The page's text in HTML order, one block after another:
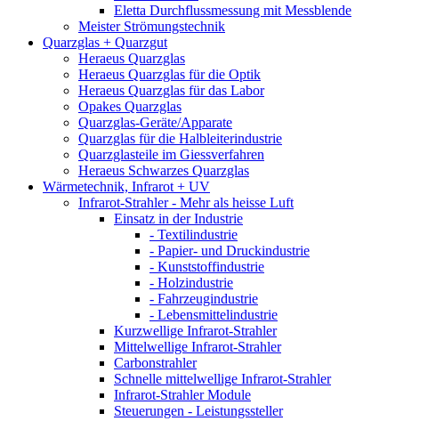
Eletta Durchflussmessung mit Messblende
Meister Strömungstechnik
Quarzglas + Quarzgut
Heraeus Quarzglas
Heraeus Quarzglas für die Optik
Heraeus Quarzglas für das Labor
Opakes Quarzglas
Quarzglas-Geräte/Apparate
Quarzglas für die Halbleiterindustrie
Quarzglasteile im Giessverfahren
Heraeus Schwarzes Quarzglas
Wärmetechnik, Infrarot + UV
Infrarot-Strahler - Mehr als heisse Luft
Einsatz in der Industrie
- Textilindustrie
- Papier- und Druckindustrie
- Kunststoffindustrie
- Holzindustrie
- Fahrzeugindustrie
- Lebensmittelindustrie
Kurzwellige Infrarot-Strahler
Mittelwellige Infrarot-Strahler
Carbonstrahler
Schnelle mittelwellige Infrarot-Strahler
Infrarot-Strahler Module
Steuerungen - Leistungssteller